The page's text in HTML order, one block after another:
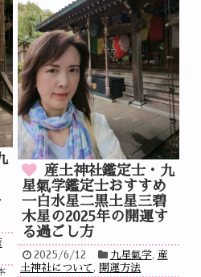
産土神社鑑定士・九
星氣学鑑定士おすすめ
一白水星二黒土星三碧
木星の2025年の開運す
る過ごし方
2025/6/12 九星氣学, 産
土神社について , 開運方法